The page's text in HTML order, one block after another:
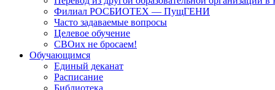
Филиал РОСБИОТЕХ — ПущГЕНИ
Часто задаваемые вопросы
Целевое обучение
СВОих не бросаем!
Обучающимся
Единый деканат
Расписание
Библиотека